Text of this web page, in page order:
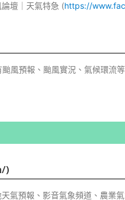
壇｜天氣特急 (https://
風預報、颱風實況、氣候環流
)
氣預報、影音氣象頻道、農業